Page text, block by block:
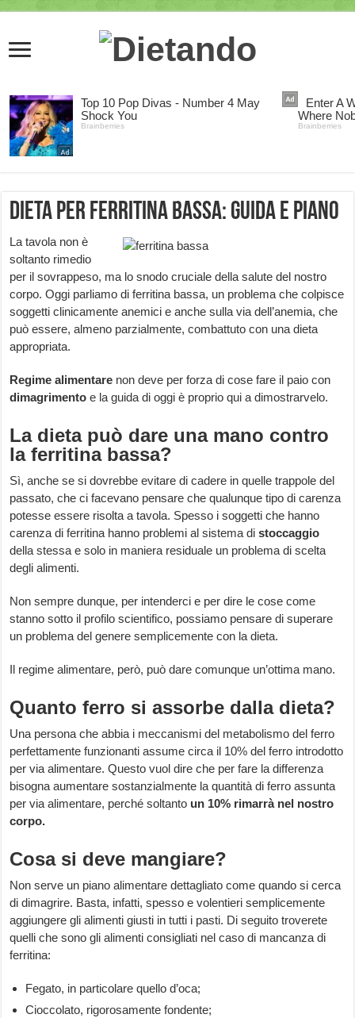
Dieta per ferritina bassa: guida e piano
La tavola non è
soltanto rimedio
per il sovrappeso, ma lo snodo cruciale della salute del nostro
corpo. Oggi parliamo di ferritina bassa, un problema che colpisce
soggetti clinicamente anemici e anche sulla via dell’anemia, che
può essere, almeno parzialmente, combattuto con una dieta
appropriata.
Regime alimentare non deve per forza di cose fare il paio con
dimagrimento e la guida di oggi è proprio qui a dimostrarvelo.
La dieta può dare una mano contro
la ferritina bassa?
Sì, anche se si dovrebbe evitare di cadere in quelle trappole del
passato, che ci facevano pensare che qualunque tipo di carenza
potesse essere risolta a tavola. Spesso i soggetti che hanno
carenza di ferritina hanno problemi al sistema distoccaggio
della stessa e solo in maniera residuale un problema di scelta
degli alimenti.
Non sempre dunque, per intenderci e per dire le cose come
stanno sotto il profilo scientifico, possiamo pensare di superare
un problema del genere semplicemente con la dieta.
Il regime alimentare, però, può dare comunque un’ottima mano.
Quanto ferro si assorbe dalla dieta?
Una persona che abbia i meccanismi del metabolismo del ferro
perfettamente funzionanti assume circa il 10% del ferro introdotto
per via alimentare. Questo vuol dire che per fare la differenza
bisogna aumentare sostanzialmente la quantità di ferro assunta
per via alimentare, perché soltanto un 10% rimarrà nel nostro
corpo.
Cosa si deve mangiare?
Non serve un piano alimentare dettagliato come quando si cerca
di dimagrire. Basta, infatti, spesso e volentieri semplicemente
aggiungere gli alimenti giusti in tutti i pasti. Di seguito troverete
quelli che sono gli alimenti consigliati nel caso di mancanza di
ferritina:
Fegato, in particolare quello d’oca;
Cioccolato, rigorosamente fondente;